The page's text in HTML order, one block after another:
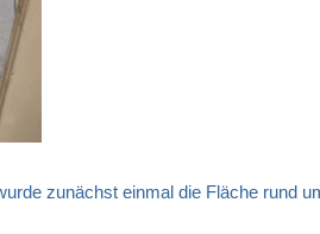
zunächst einmal die Fläche rund